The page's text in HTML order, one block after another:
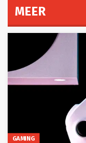
MEER
GAMING